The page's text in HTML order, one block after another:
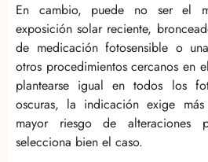
En cambio, puede no ser el
exposición solar reciente,
de medicación fotosensible o
otros procedimientos cercanos en
plantearse igual en todos los
oscuras, la indicación exige
mayor riesgo de alteraciones
selecciona bien el caso.